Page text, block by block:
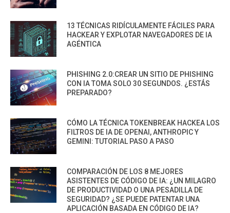
13 TÉCNICAS RIDÍCULAMENTE FÁCILES PARA
HACKEAR Y EXPLOTAR NAVEGADORES DE IA
AGÉNTICA
PHISHING 2.0:CREAR UN SITIO DE PHISHING
CON IA TOMA SOLO 30 SEGUNDOS. ¿ESTÁS
PREPARADO?
CÓMO LA TÉCNICA TOKENBREAK HACKEA LOS
FILTROS DE IA DE OPENAI, ANTHROPIC Y
GEMINI: TUTORIAL PASO A PASO
COMPARACIÓN DE LOS 8 MEJORES
ASISTENTES DE CÓDIGO DE IA: ¿UN MILAGRO
DE PRODUCTIVIDAD O UNA PESADILLA DE
SEGURIDAD? ¿SE PUEDE PATENTAR UNA
APLICACIÓN BASADA EN CÓDIGO DE IA?